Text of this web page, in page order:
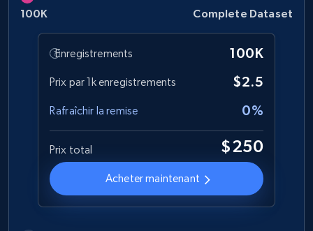
Currency, Discount, Initial price, and more.
1.1K+ 149+ Buy Now
Lowes.com
URL, Domain, Marketplace pn, Sku, Other pn,
Model number, Gtin ean pn, Product name, and
more.
100K Complete Dataset
Enregistrements 100K
Prix par 1k enregistrements $2.5
Rafraîchir la remise 0%
Prix total $250
Acheter maintenant